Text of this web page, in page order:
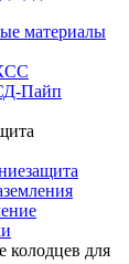
материалы
Пайп
для